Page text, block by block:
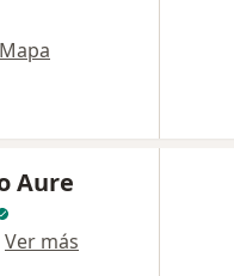
Mapa
Aure
Ver más